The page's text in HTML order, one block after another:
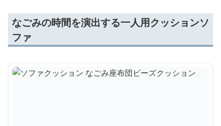
なごみの時間を演出する一人用クッションソ
ファ